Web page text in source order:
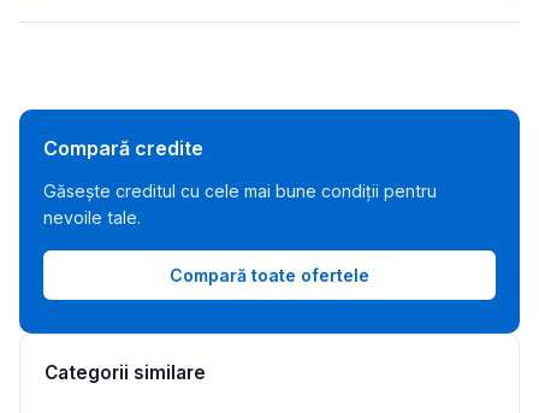
Compară credite
Găsește creditul cu cele mai bune condiții pentru
nevoile tale.
Compară toate ofertele
Categorii similare